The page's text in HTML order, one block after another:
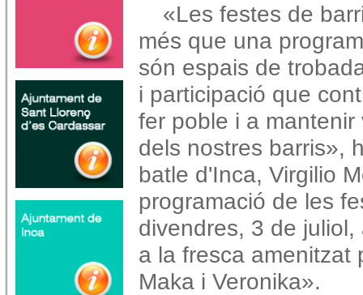
«Les festes de
més que una
són espais de
i participació que
fer poble i a mantenir
dels nostres barris»,
batle d'Inca, Virgilio
programació de les
divendres, 3 de
a la fresca amenitzat
Maka i Veronika».